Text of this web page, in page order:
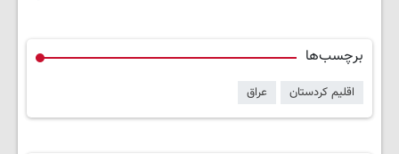
برچسب‌ها
اقلیم کردستان عراق